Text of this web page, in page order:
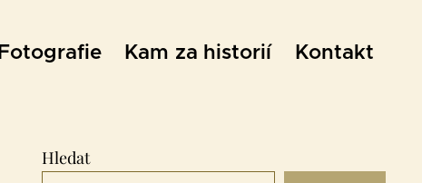
Fotografie Kam za historií Kontakt
Hledat